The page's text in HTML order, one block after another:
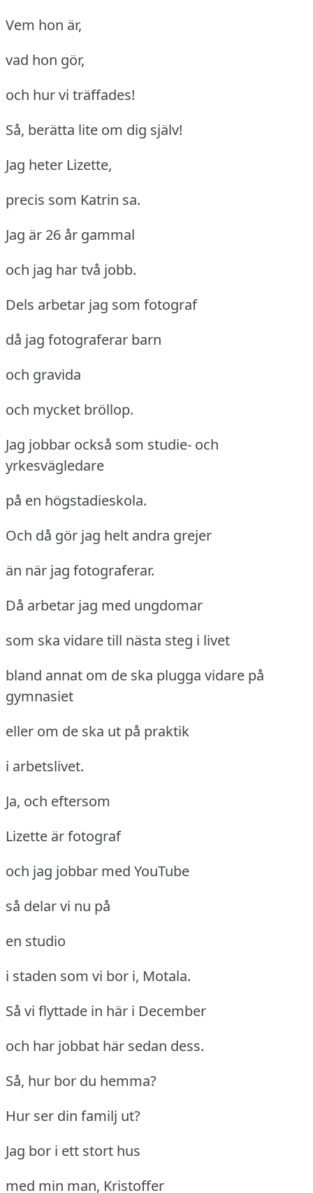
Vem hon är,
vad hon gör,
och hur vi träffades!
Så, berätta lite om dig själv!
Jag heter Lizette,
precis som Katrin sa.
Jag är 26 år gammal
och jag har två jobb.
Dels arbetar jag som fotograf
då jag fotograferar barn
och gravida
och mycket bröllop.
Jag jobbar också som studie- och
yrkesvägledare
på en högstadieskola.
Och då gör jag helt andra grejer
än när jag fotograferar.
Då arbetar jag med ungdomar
som ska vidare till nästa steg i livet
bland annat om de ska plugga vidare på
gymnasiet
eller om de ska ut på praktik
i arbetslivet.
Ja, och eftersom
Lizette är fotograf
och jag jobbar med YouTube
så delar vi nu på
en studio
i staden som vi bor i, Motala.
Så vi flyttade in här i December
och har jobbat här sedan dess.
Så, hur bor du hemma?
Hur ser din familj ut?
Jag bor i ett stort hus
med min man, Kristoffer